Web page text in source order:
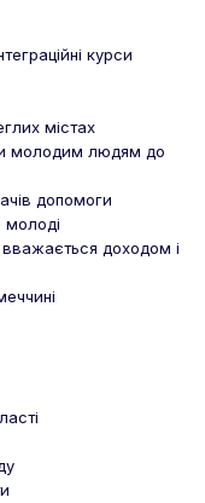
курси
містах
молодим людям до
допомоги
молоді
доходом і